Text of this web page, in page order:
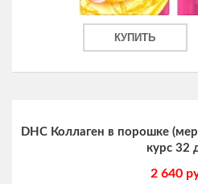
КУПИТЬ
DHC Коллаген в порошке
курс 32
2 640